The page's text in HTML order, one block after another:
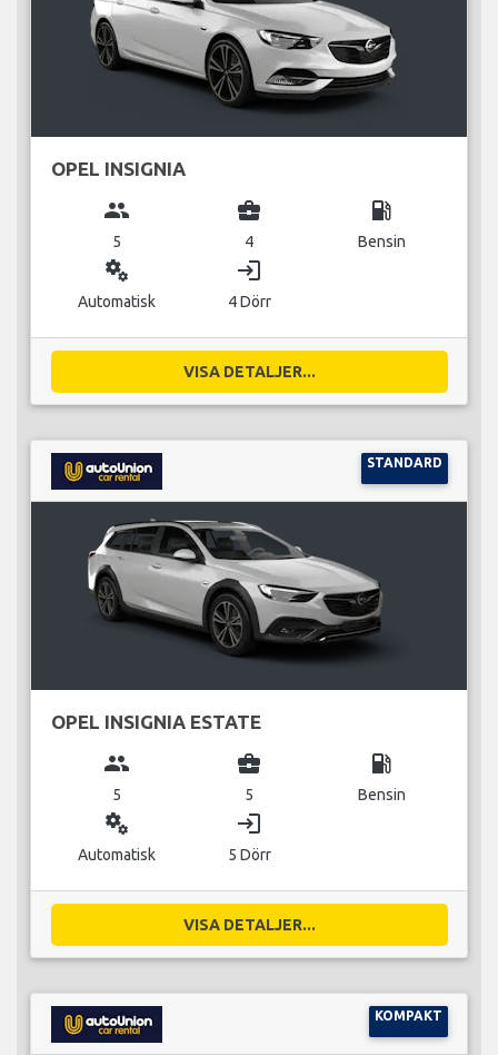
OPEL INSIGNIA
group
5
business_center
4
local_gas_station
Bensin
miscellaneous_services
Automatisk
login
4 Dörr
VISA DETALJER...
STANDARD
OPEL INSIGNIA ESTATE
group
5
business_center
5
local_gas_station
Bensin
miscellaneous_services
Automatisk
login
5 Dörr
VISA DETALJER...
KOMPAKT